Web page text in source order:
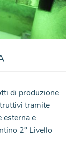
di produzione
tramite
esterna e
2° Livello